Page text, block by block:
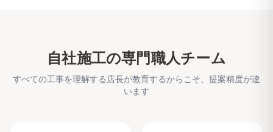
自社施工の専門職人チーム
すべての工事を理解する店長が教育するからこそ、提案精度が違
います